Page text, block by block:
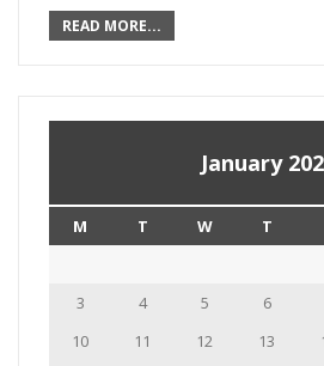
READ MORE...
January
M T W T
3
4 5 6
10
11 12 13